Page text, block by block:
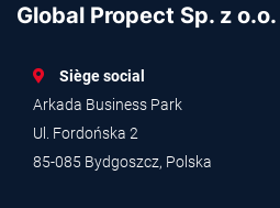
Global Propect Sp. z o.o.
Siège social
Arkada Business Park
Ul. Fordońska 2
85-085 Bydgoszcz, Polska